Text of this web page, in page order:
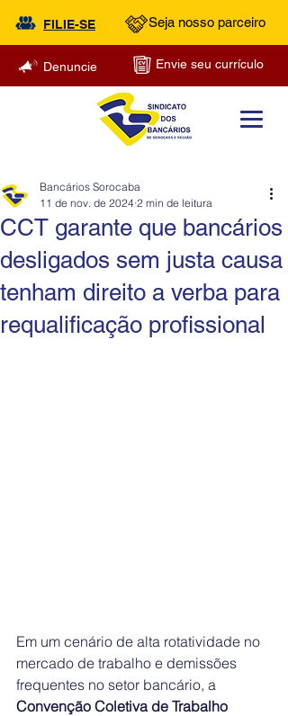
FILIE-SE Seja nosso parceiro
Denuncie Envie seu currículo
CCT garante que bancários
desligados sem justa causa
tenham direito a verba para
requalificação profissional
Bancários Sorocaba
11 de nov. de 2024 2 min de leitura
Em um cenário de alta rotatividade no
mercado de trabalho e demissões
frequentes no setor bancário, a
Convenção Coletiva de Trabalho